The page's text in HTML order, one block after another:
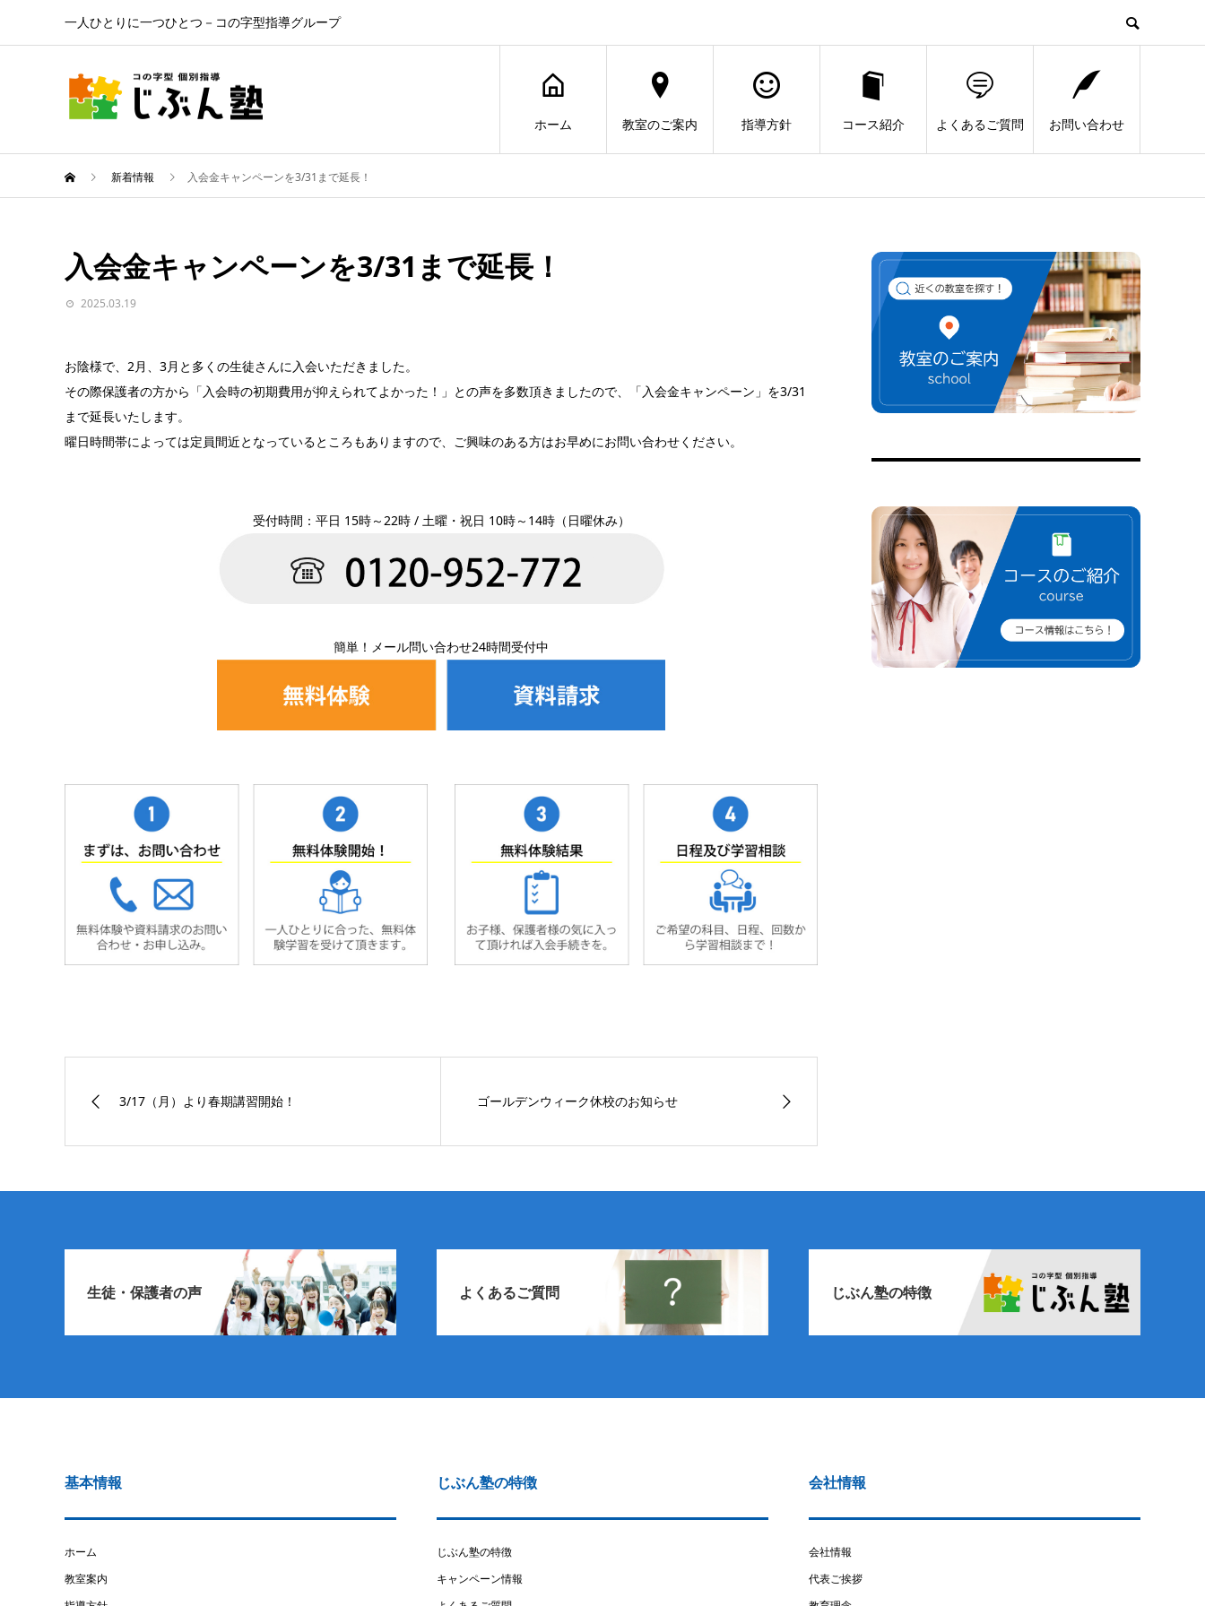
一人ひとりに一つひとつ－コの字型指導グループ
ホーム 教室のご案内 指導方針 コース紹介 よくあるご質問 お問い合わせ
新着情報 入会金キャンペーンを3/31まで延長！
入会金キャンペーンを3/31まで延長！
2025.03.19
お陰様で、2月、3月と多くの生徒さんに入会いただきました。
その際保護者の方から「入会時の初期費用が抑えられてよかった！」との声を多数頂きましたので、「入会金キャンペーン」を3/31
まで延長いたします。
曜日時間帯によっては定員間近となっているところもありますので、ご興味のある方はお早めにお問い合わせください。
受付時間：平日 15時～22時 / 土曜・祝日 10時～14時（日曜休み）
簡単！メール問い合わせ24時間受付中
3/17（月）より春期講習開始！ ゴールデンウィーク休校のお知らせ
生徒・保護者の声 よくあるご質問 じぶん塾の特徴
基本情報
ホーム
教室案内
じぶん塾の特徴
じぶん塾の特徴
キャンペーン情報
会社情報
会社情報
代表ご挨拶